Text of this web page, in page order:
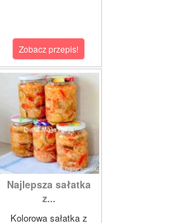
Zobacz przepis!
Najlepsza sałatka
z...
Kolorowa sałatka z